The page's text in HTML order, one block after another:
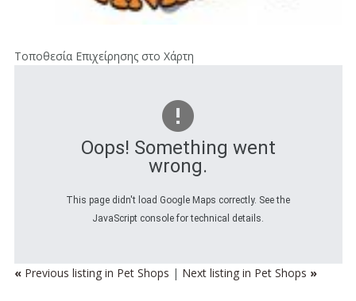
Τοποθεσία Επιχείρησης στο Χάρτη
Oops! Something went
wrong.
This page didn't load Google Maps correctly. See the
JavaScript console for technical details.
«Previous listing in Pet Shops | Next listing in Pet Shops »